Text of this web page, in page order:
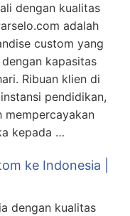
dengan kualitas
adalah
custom yang
kapasitas
Ribuan klien di
pendidikan,
mempercayakan
kepada …
ke Indonesia |
dengan kualitas